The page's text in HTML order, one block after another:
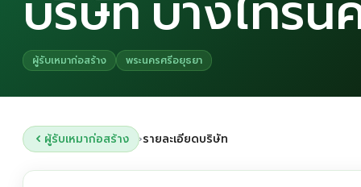
ผู้รับเหมาก่อสร้าง พระนครศรีอยุธยา
ผู้รับเหมาก่อสร้าง ›รายละเอียดบริษัท